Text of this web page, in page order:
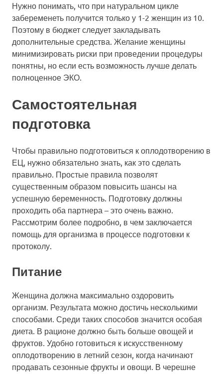
Нужно понимать, что при натуральном цикле
забеременеть получится только у 1-2 женщин из 10.
Поэтому в бюджет следует закладывать
дополнительные средства. Желание женщины
минимизировать риски при проведении процедуры
понятны, но если есть возможность лучше делать
полноценное ЭКО.
Самостоятельная
подготовка
Чтобы правильно подготовиться к оплодотворению в
ЕЦ, нужно обязательно знать, как это сделать
правильно. Простые правила позволят
существенным образом повысить шансы на
успешную беременность. Подготовку должны
проходить оба партнера – это очень важно.
Рассмотрим более подробно, в чем заключается
помощь для организма в процессе подготовки к
протоколу.
Питание
Женщина должна максимально оздоровить
организм. Результата можно достичь несколькими
способами. Среди таких способов значится особая
диета. В рационе должно быть больше овощей и
фруктов. Удобно готовиться к искусственному
оплодотворению в летний сезон, когда начинают
продавать сезонные фрукты и овощи. В черешне